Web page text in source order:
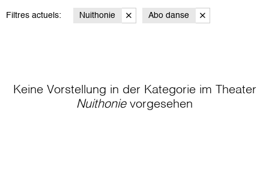
Filtres actuels: Nuithonie Abo danse
Keine Vorstellung in der Kategorie im Theater
Nuithonievorgesehen